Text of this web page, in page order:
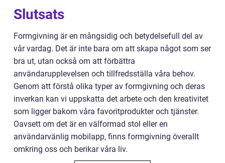
Slutsats
Formgivning är en mångsidig och betydelsefull del av
vår vardag. Det är inte bara om att skapa något som ser
bra ut, utan också om att förbättra
användarupplevelsen och tillfredsställa våra behov.
Genom att förstå olika typer av formgivning och deras
inverkan kan vi uppskatta det arbete och den kreativitet
som ligger bakom våra favoritprodukter och tjänster.
Oavsett om det är en välformad stol eller en
användarvänlig mobilapp, finns formgivning överallt
omkring oss och berikar våra liv.